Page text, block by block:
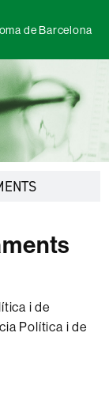
de Barcelona
i de
Política i de